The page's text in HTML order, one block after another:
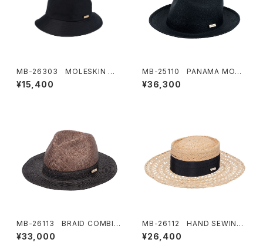
MB-26303 MOLESKIN ME
RO HAT
¥15,400
MB-25110 PANAMA MOUN
TAIN HAT
¥36,300
MB-26113 BRAID COMBI
HAT
¥33,000
MB-26112 HAND SEWING
BRAID HAT
¥26,400